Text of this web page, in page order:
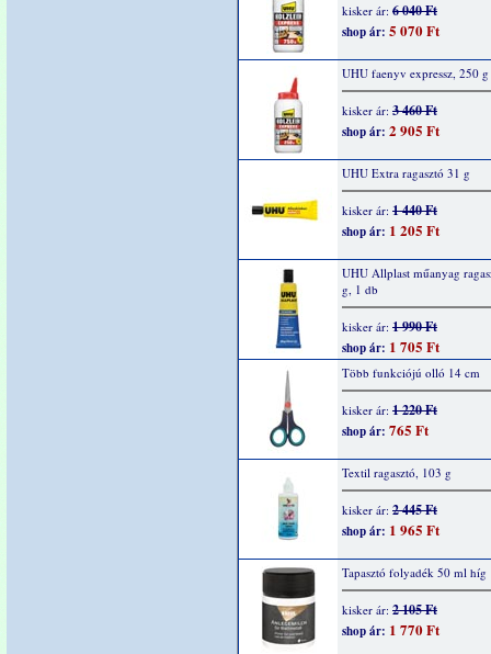
kisker ár: 6 040 Ft
shop ár: 5 070 Ft
UHU faenyv expressz, 250 g
kisker ár: 3 460 Ft
shop ár: 2 905 Ft
UHU Extra ragasztó 31 g
kisker ár: 1 440 Ft
shop ár: 1 205 Ft
UHU Allplast műanyag
g, 1 db
kisker ár: 1 990 Ft
shop ár: 1 705 Ft
Több funkciójú olló 14 cm
kisker ár: 1 220 Ft
shop ár: 765 Ft
Textil ragasztó, 103 g
kisker ár: 2 445 Ft
shop ár: 1 965 Ft
Tapasztó folyadék 50 ml híg
kisker ár: 2 105 Ft
shop ár: 1 770 Ft